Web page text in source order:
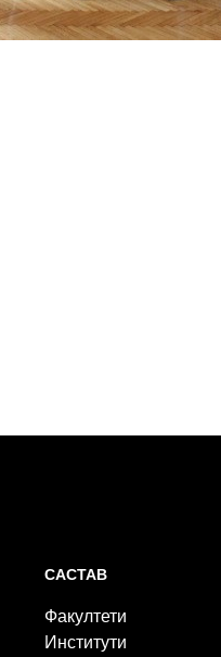
САСТАВ
Факултети
Институти